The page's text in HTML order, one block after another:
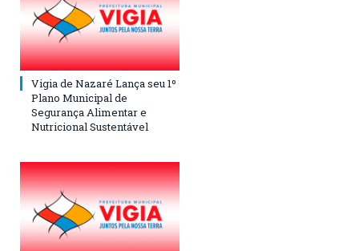
Vigia de Nazaré Lança seu 1º
Plano Municipal de
Segurança Alimentar e
Nutricional Sustentável